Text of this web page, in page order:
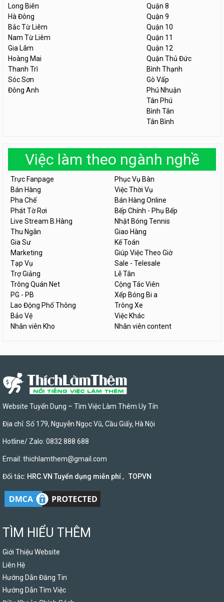
Long Biên
Hà Đông
Bắc Từ Liêm
Nam Từ Liêm
Gia Lâm
Hoàng Mai
Thanh Trì
Sóc Sơn
Đông Anh
Quận 8
Quận 9
Quận 10
Quận 11
Quận 12
Quận Thủ Đức
Bình Thạnh
Gò Vấp
Phú Nhuận
Tân Phú
Bình Tân
Tân Bình
Việc làm theo ngành nghề
Trực Fanpage
Phục Vụ Bàn
Bán Hàng
Việc Thời Vụ
Pha Chế
Bán Hàng Online
Phát Tờ Rơi
Bếp Chính - Phụ Bếp
Live Stream B.Hàng
Nhặt Bóng Tennis
Thu Ngân
Giao Hàng
Gia Sư
Kế Toán
Marketing
Giúp Việc Theo Giờ
Tạp Vụ
Sale - Telesale
Trợ Giảng
Lễ Tân
Trông Quán Net
Cộng Tác Viên
PG - PB
Xếp Bóng Bi a
Lao Động Phổ Thông
Trông Xe
Bảo Vệ
Việc Khác
Nhân viên Kho
Nhân viên content
Website Tuyển Dụng – Tìm Việc Làm Thêm Uy Tín
Địa chỉ: Số 179, Nguyễn Ngọc Vũ, Cầu Giấy, Hà Nội
Hotline/ Zalo: 0832 888 688
Email: thichlamthem@gmail.com
Đối tác: HRC.VN Tuyển dụng miễn phí, TOPVN
TÌM HIỂU THÊM
Giới Thiệu Website
Liên Hệ
Hướng Dẫn Đăng Tin
Hướng Dẫn Tìm Việc